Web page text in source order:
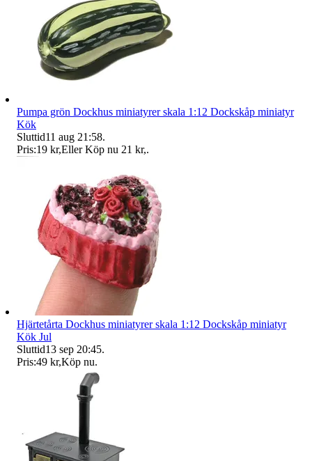
Pumpa grön Dockhus miniatyrer skala 1:12 Dockskåp miniatyr
Kök
Sluttid11 aug 21:58.
Pris:19 kr,Eller Köp nu 21 kr,.
Hjärtetårta Dockhus miniatyrer skala 1:12 Dockskåp miniatyr
Kök Jul
Sluttid13 sep 20:45.
Pris:49 kr,Köp nu.